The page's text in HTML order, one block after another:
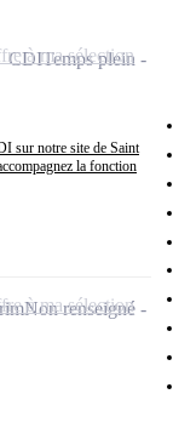
sur notre site de Saint
la fonction
CDITemps plein
à ma sélection
Non renseigné
à ma sélection